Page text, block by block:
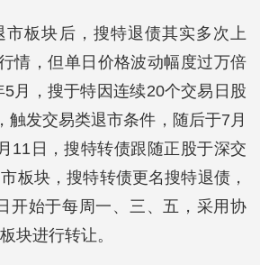
市板块后，搜特退债其实多次上
情，但单日价格波动幅度过万倍
月，搜于特因连续20个交易日股
触发交易类退市条件，随后于7月
11日，搜特转债跟随正股于深交
板块，搜特转债更名搜特退债，
开始于每周一、三、五，采用协
块进行转让。